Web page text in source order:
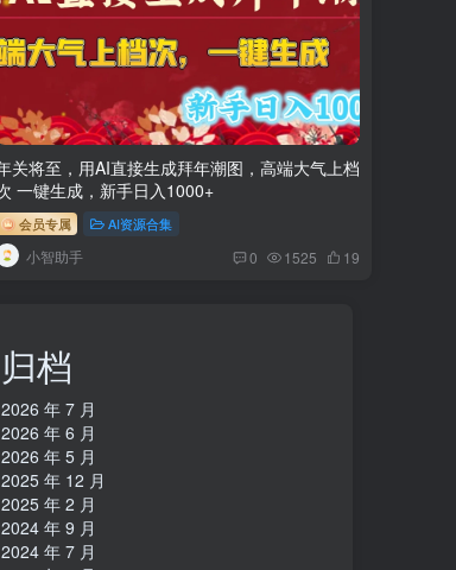
关将至，用AI直接生成拜年潮图，高端大气上档
一键生成，新手日入1000+
会员专属 AI资源合集
小智助手 0 1525 19
归档
2026 年 7 月
2026 年 6 月
2026 年 5 月
2025 年 12 月
2025 年 2 月
2024 年 9 月
2024 年 7 月